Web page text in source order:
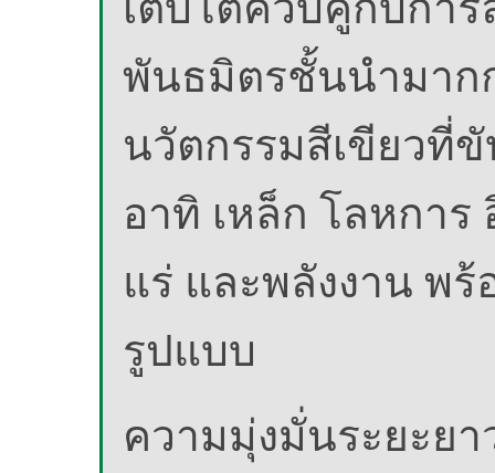
พันธมิตรชั้นนำมาก
นวัตกรรมสีเขียวที่
อาทิ เหล็ก โลหการ
แร่ และพลังงาน พ
รูปแบบ
ความมุ่งมั่นระยะย